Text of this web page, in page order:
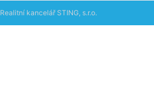
Realitní kancelář STING, s.r.o.